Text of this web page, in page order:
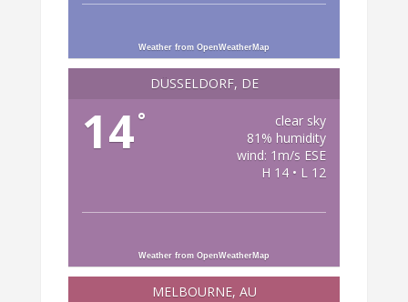
Weather from OpenWeatherMap
DÜSSELDORF, DE
14°
clear sky
81% humidity
wind: 1m/s ESE
H 14 • L 12
Weather from OpenWeatherMap
MELBOURNE, AU